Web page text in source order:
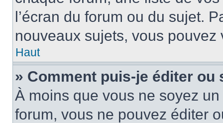
l’écran du forum ou du sujet.
nouveaux sujets, vous
Haut
» Comment puis-je éditer
À moins que vous ne soyez
forum, vous ne pouvez éditer